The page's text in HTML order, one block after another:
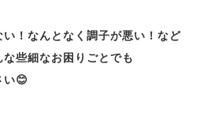
！なんとなく調子が悪い！など
些細なお困りごとでも
い😊